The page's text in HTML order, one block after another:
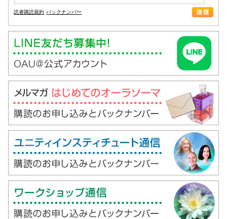
読者購読規約 バックナンバー